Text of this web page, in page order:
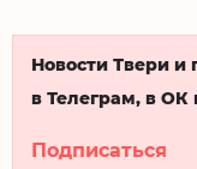
Новости Твери и
в Телеграм, в ОК
Подписаться